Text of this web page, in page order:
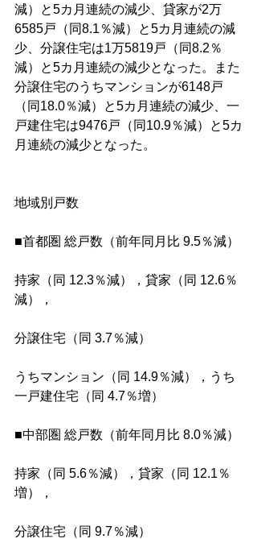
減）と5カ月連続の減少、貸家が2万
6585戸（同8.1％減）と5カ月連続の減
少、分譲住宅は1万5819戸（同8.2％
減）と5カ月連続の減少となった。また
分譲住宅のうちマンションが6148戸
（同18.0％減）と5カ月連続の減少、一
戸建住宅は9476戸（同10.9％減）と5カ
月連続の減少となった。
地域別戸数
■首都圏 総戸数（前年同月比 9.5％減）
持家（同 12.3％減），貸家（同 12.6％
減），
分譲住宅（同 3.7％減）
うちマンション（同 14.9％減），うち
一戸建住宅（同 4.7％増）
■中部圏 総戸数（前年同月比 8.0％減）
持家（同 5.6％減），貸家（同 12.1％
増），
分譲住宅（同 9.7％減）